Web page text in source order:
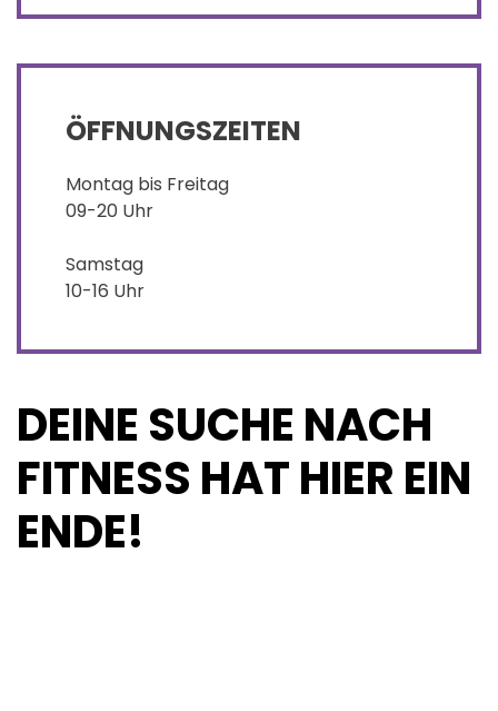
ÖFFNUNGSZEITEN
Montag bis Freitag
09-20 Uhr
Samstag
10-16 Uhr
DEINE SUCHE NACH
FITNESS HAT HIER EIN
ENDE!